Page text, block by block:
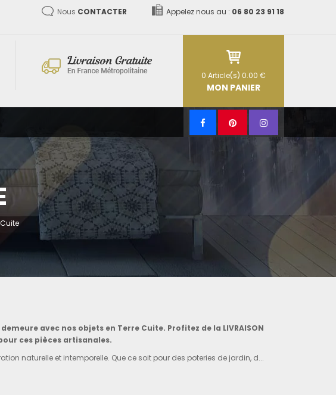
Nous CONTACTER Appelez nous au : 06 80 23 91 18
0 Article(s) 0.00 €
MON PANIER
avec nos objets en Terre Cuite. Profitez de la LIVRAISON
ces pièces artisanales.
naturelle et intemporelle. Que ce soit pour des poteries de jardin, d...